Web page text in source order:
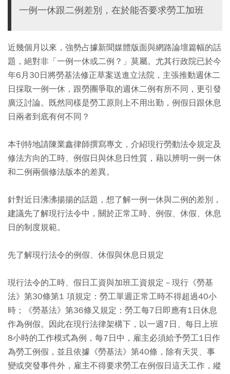
一例一休跟二例差別，在於能否要求勞工加班
近幾個月以來，強勢占據新聞媒體版面與網路論壇篇幅的話
題，絕對非「一例一休或二例？」莫屬。尤其行政院已於今
年6月30日將勞基法修正草案送進立法院，主張推動週休二
日採取一例一休，跟勞團爭取的週休二例有所不同，更引發
廣泛討論。既然同樣是勞工原則上不用出勤，例假日跟休息
日兩者到底有何不同？
本刊特地請陳業鑫律師撰寫專文，介紹現行勞動法令規定及
修法方向的工時、例假日與休息日性質，藉以辨明一例一休
和二例兩個修法版本的差異。
針對近日沸沸揚揚的話題，想了解一例一休與二例的差別，
建議先了解現行法令中，關於正常工時、例假、休假、休息
日的制度規範。
先了解現行法令的例假、休假與休息日規定
現行法令的工時、假日工資與加班工資規定 －現行《勞基
法》第30條第1 項規定：勞工單週正常工時不得超過40小
時；《勞基法》第36條又規定：勞工每7日即應有1日休息
作為例假。因此在現行法律架構下，以一週7日、每日上班
8小時的工作模式為例，每7日中，雇主必須給予勞工1日作
為勞工例假，並且依據《勞基法》第40條，除有天災、事
變或突發事件外，雇主不得要求勞工在例假日這天工作，縱